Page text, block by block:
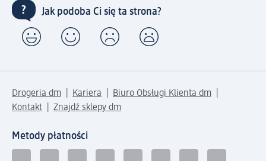
Jak podoba Ci się ta strona?
Drogeria dm Kariera
Biuro Obsługi Klienta dm
Kontakt
Znajdź sklepy dm
Metody płatności